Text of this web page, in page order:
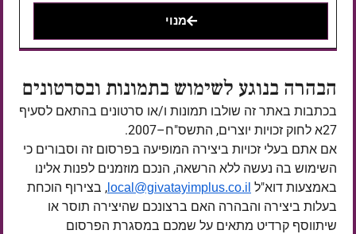
מנוי
הבהרה בנוגע לשימוש בתמונות ובסרטונים
בכתבות באתר זה שולבו תמונות ו/או סרטונים בהתאם לסעיף
27א לחוק זכויות יוצרים, התשס"ח–2007.
אם אתם בעלי זכויות ביצירה המופיעה בפרסום זה וסבורים כי
השימוש בה נעשה ללא הרשאה, הנכם מוזמנים לפנות אלינו
באמצעות דוא"ל local@givatayimplus.co.il , בצירוף הוכחת
בעלות ביצירה והבהרה האם ברצונכם שהיצירה תוסר או
שיתווסף קרדיט מתאים על שמכם במסגרת הפרסום